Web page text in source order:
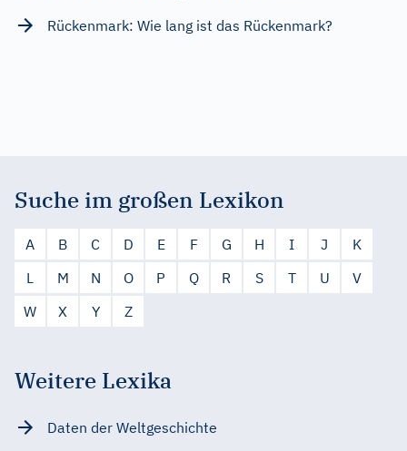
Rückenmark: Wie lang ist das Rückenmark?
Suche im großen Lexikon
A B C D E F G H I J
K
L
M N O P Q R S T U
V
W
X Y Z
Weitere Lexika
Daten der Weltgeschichte